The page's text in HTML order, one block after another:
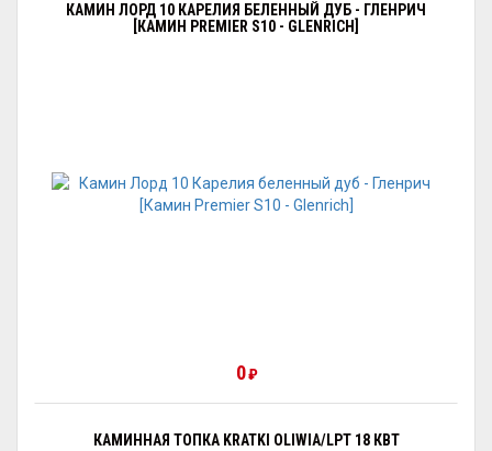
КАМИН ЛОРД 10 КАРЕЛИЯ БЕЛЕННЫЙ ДУБ - ГЛЕНРИЧ
[КАМИН PREMIER S10 - GLENRICH]
0₽
КАМИННАЯ ТОПКА KRATKI OLIWIA/LPT 18 КВТ